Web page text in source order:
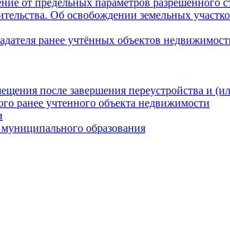
Об освобождении земельных
ранее учтённых объектов
после завершения переустройства и
ранее учтенного объекта недвижимости
образования